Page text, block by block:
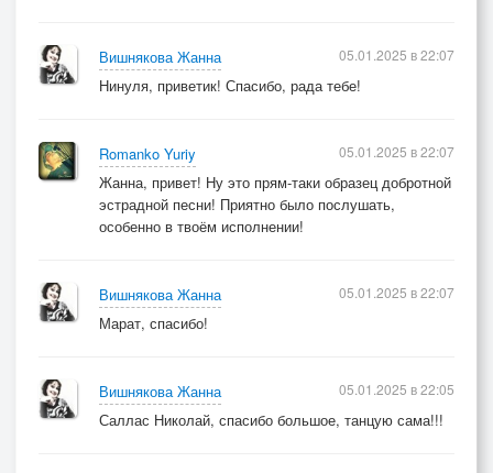
Вишнякова Жанна
Нинуля, приветик! Спасибо, рада тебе!
05.01.2025 в 22:07
Romanko Yuriy
Жанна, привет! Ну это прям-таки образец добротной
эстрадной песни! Приятно было послушать,
особенно в твоём исполнении!
05.01.2025 в 22:07
Вишнякова Жанна
Марат, спасибо!
05.01.2025 в 22:07
Вишнякова Жанна
Саллас Николай, спасибо большое, танцую сама!!!
05.01.2025 в 22:05